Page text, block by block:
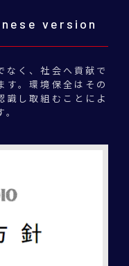
version
なく、社会へ貢献で
す。環境保全はその
識し取組むことによ